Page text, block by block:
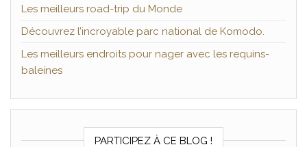
Les meilleurs road-trip du Monde
Découvrez l’incroyable parc national de Komodo.
Les meilleurs endroits pour nager avec les requins-
baleines
PARTICIPEZ À CE BLOG !